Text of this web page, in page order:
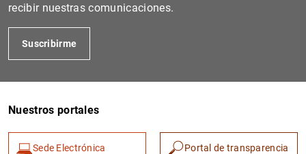
recibir nuestras comunicaciones.
Suscribirme
Nuestros portales
Sede Electrónica Portal de transparencia